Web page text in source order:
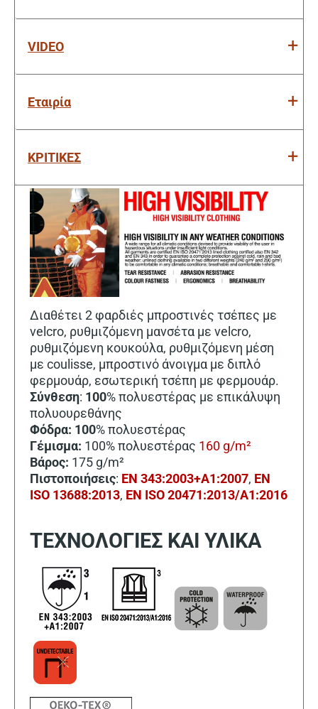
VIDEO
Εταιρία
ΚΡΙΤΙΚΕΣ
Διαθέτει 2 φαρδιές μπροστινές τσέπες με
velcro, ρυθμιζόμενη μανσέτα με velcro,
ρυθμιζόμενη κουκούλα, ρυθμιζόμενη μέση
με coulisse, μπροστινό άνοιγμα με διπλό
φερμουάρ, εσωτερική τσέπη με φερμουάρ.
Σύνθεση: 100% πολυεστέρας με επικάλυψη
πολυουρεθάνης
Φόδρα: 100% πολυεστέρας
Γέμισμα: 100% πολυεστέρας 160 g/m²
Βάρος: 175 g/m²
Πιστοποιήσεις: EN 343:2003+A1:2007, EN
ISO 13688:2013, EN ISO 20471:2013/A1:2016
ΤΕΧΝΟΛΟΓΙΕΣ ΚΑΙ ΥΛΙΚΑ